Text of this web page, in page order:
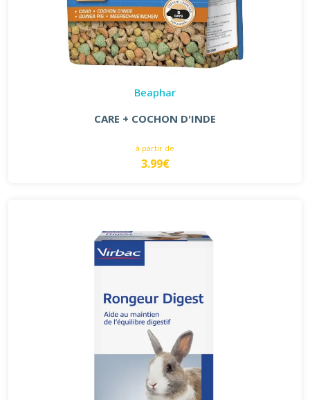
Beaphar
CARE + COCHON D'INDE
à partir de
3.99€